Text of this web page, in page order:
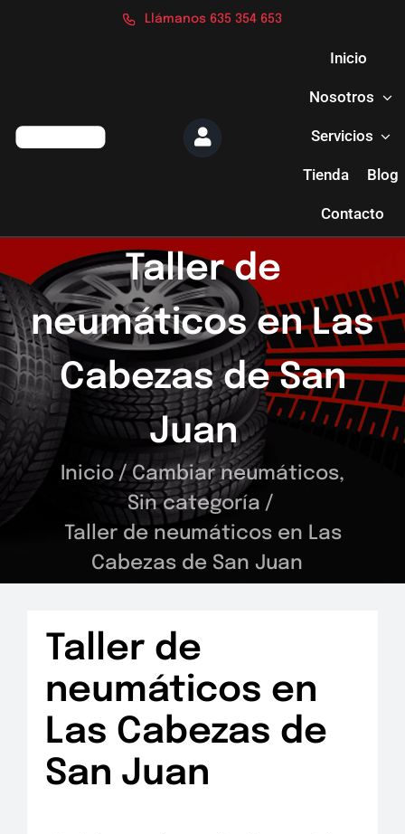
Llámanos 635 354 653
Inicio
Nosotros
Servicios
Tienda Blog
Contacto
Taller de
neumáticos en Las
Cabezas de San
Juan
Inicio / Cambiar neumáticos,
Sin categoría /
Taller de neumáticos en Las
Cabezas de San Juan
Taller de
neumáticos en
Las Cabezas de
San Juan